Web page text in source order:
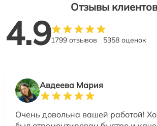
Отзывы клиентов
4.91799 отзывов 5358 оценок
Авдеева Мария
Очень довольна вашей работой!